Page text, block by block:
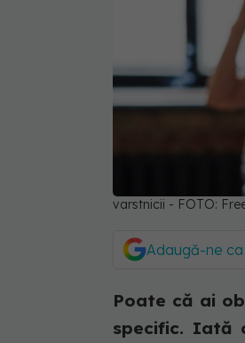
varstnicii - FOTO:
Adaugă-ne
Poate că ai
specific. Iată